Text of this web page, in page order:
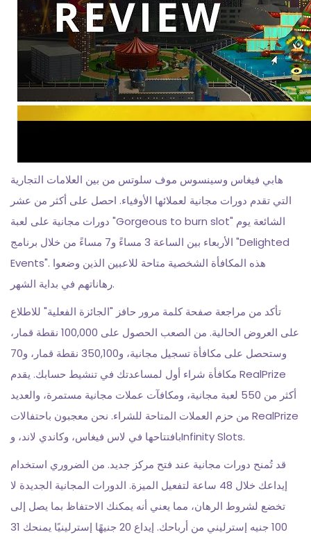
هابي فيغاس وسينسوس موف سلوتس من بين العلامات التجارية
التي تقدم دورات مجانية لعملائها الأوفياء. احصل على أكثر من عشر
دورات مجانية على لعبة "Gorgeous to burn slot" الشائعة يوم
الأربعاء بين الساعة 3 مساءً و7 مساءً من خلال برنامج "Delighted
Events". هذه المكافأة الشخصية متاحة للاعبين الذين وضعوا
رهاناتهم في بداية الشهر.
تأكد من مراجعة صفحة كلمة مرور حافز "الجائزة الفعلية" للاطلاع
على العروض الحالية. من الصعب الحصول على 100,000 نقطة قمار،
وستحصل على مكافأة تسجيل مجانية، و350,100 نقطة قمار، و70
مكافأة شراء أول لمساعدتك في تنشيط حسابك. يقدم RealPrize
أكثر من 550 لعبة مجانية، ومكافآت عملات مجانية مستمرة، والعديد
من حزم العملات المتاحة للشراء. نحن معجبون باحتفالات RealPrize
بافتتاحها في لاس فيغاس، وكاندي لاند، وInfinity Slots.
قد تُمنح دورات مجانية عند فتح مركز جديد. من الضروري استخدام
إيداعك خلال 48 ساعة لتفعيل الميزة. الدورات المجانية الجديدة لا
تخضع لشروط الرهان، مما يعني أنه يمكنك الاحتفاظ بما يصل إلى
100 جنيه إسترليني من أرباحك. إيداع 20 جنيهًا إسترلينيًا يمنحك 31